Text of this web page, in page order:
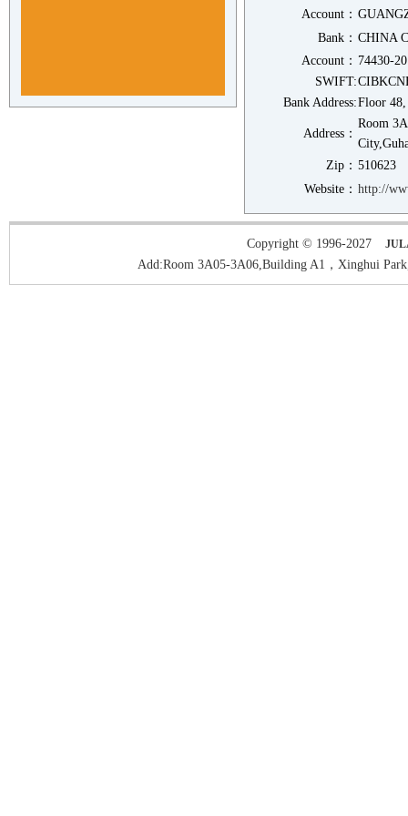
Account：
Bank： CHINA
Account： 74430-
SWIFT:
Bank Address:Floor 48,
Address：
Room
Zip： 510623
Website： http://
Copyright © 1996-2027
Add:Room 3A05-3A06,Building A1，Xinghui